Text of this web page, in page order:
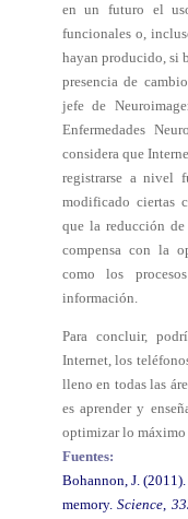
en un futuro el
funcionales o,
hayan producido, si
presencia de
jefe de
Enfermedades
considera que
registrarse a nivel
modificado ciertas
que la reducción de
compensa con la
como los
información.
Para concluir,
Internet, los
lleno en todas las
es aprender y
optimizar lo máximo
Fuentes:
Bohannon, J. (2011).
memory.Science,